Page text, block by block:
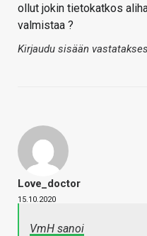
ollut jokin tietokatkos
valmistaa ?
Kirjaudu sisään
Love_doctor
15.10.2020
VmH sanoi